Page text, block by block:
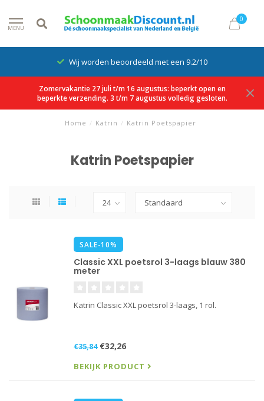
MENU
0
Wij worden beoordeeld met een 9.2/10
Zomervakantie 27 juli t/m 16 augustus: beperkt open en
beperkte verzending. 3 t/m 7 augustus volledig gesloten.
Home / Katrin / Katrin Poetspapier
Katrin Poetspapier
SALE-10%
Classic XXL poetsrol 3-laags blauw 380
meter
Katrin Classic XXL poetsrol 3-laags, 1 rol.
€35,84€32,26
BEKIJK PRODUCT